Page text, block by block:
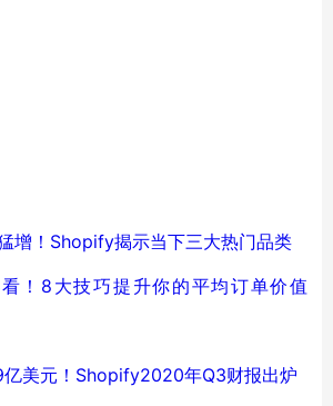
增！Shopify揭示当下三大热门品类
！8大技巧提升你的平均订单价值
美元！Shopify2020年Q3财报出炉